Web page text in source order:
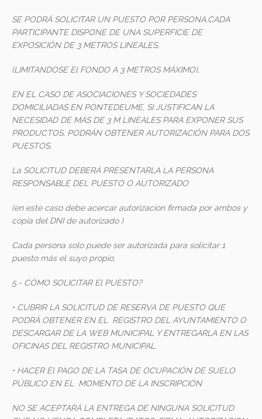
SE PODRÁ SOLICITAR UN PUESTO POR PERSONA.CADA
PARTICIPANTE DISPONE DE UNA SUPERFICIE DE
EXPOSICIÓN DE 3 METROS LINEALES,
(LIMITANDOSE El FONDO A 3 METROS MÁXIMO),
EN EL CASO DE ASOCIACIONES Y SOCIEDADES
DOMICILIADAS EN PONTEDEUME, SI JUSTIFICAN LA
NECESIDAD DE MÁS DE 3 M LINEALES PARA EXPONER SUS
PRODUCTOS, PODRÁN OBTENER AUTORIZACIÓN PARA DOS
PUESTOS.
La SOLICITUD DEBERÁ PRESENTARLA LA PERSONA
RESPONSABLE DEL PUESTO O AUTORIZADO
(en este caso debe acercar autorización firmada por ambos y
copia del DNI de autorizado )
Cada persona solo puede ser autorizada para solicitar 1
puesto más el suyo propio.
5.- CÓMO SOLICITAR El PUESTO?
• CUBRIR LA SOLICITUD DE RESERVA DE PUESTO QUE
PODRÁ OBTENER EN EL REGISTRO DEL AYUNTAMIENTO O
DESCARGAR DE LA WEB MUNICIPAL Y ENTREGARLA EN LAS
OFICINAS DEL REGISTRO MUNICIPAL.
• HACER El PAGO DE LA TASA DE OCUPACIÓN DE SUELO
PÚBLICO EN EL MOMENTO DE LA INSCRIPCIÓN
NO SE ACEPTARÁ LA ENTREGA DE NINGUNA SOLICITUD